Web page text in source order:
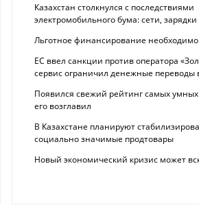
Казахстан столкнулся с последствиями
электромобильного бума: сети,
Льготное финансирование необходимо
ЕС ввел санкции против оператора
сервис ограничил денежные переводы
Появился свежий рейтинг самых умных
его возглавил
В Казахстане планируют
социально значимые продтовары
Новый экономический кризис может